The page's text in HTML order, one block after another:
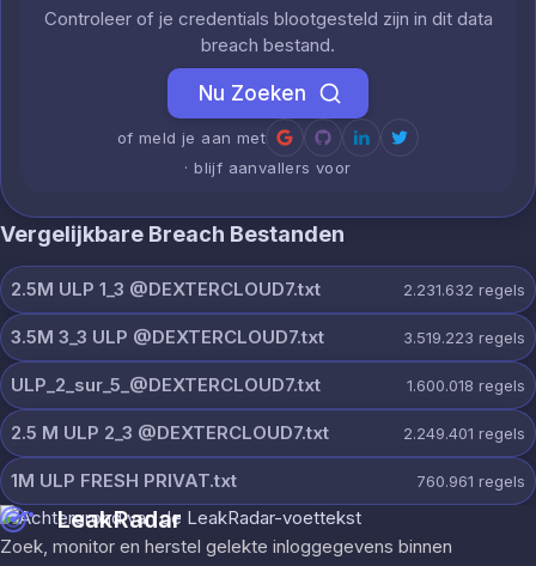
Controleer of je credentials blootgesteld zijn in dit data
breach bestand.
Nu Zoeken
of meld je aan met
· blijf aanvallers voor
Vergelijkbare Breach Bestanden
2.5M ULP 1_3 @DEXTERCLOUD7.txt 2.231.632 regels
3.5M 3_3 ULP @DEXTERCLOUD7.txt 3.519.223 regels
ULP_2_sur_5_@DEXTERCLOUD7.txt 1.600.018 regels
2.5 M ULP 2_3 @DEXTERCLOUD7.txt 2.249.401 regels
1M ULP FRESH PRIVAT.txt 760.961 regels
LeakRadar
Zoek, monitor en herstel gelekte inloggegevens binnen